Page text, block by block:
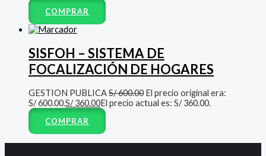
COMPRAR
SISFOH – SISTEMA DE
FOCALIZACIÓN DE HOGARES
GESTION PUBLICAS/600.00 El precio original era:
S/ 600.00.S/360.00El precio actual es: S/ 360.00.
COMPRAR